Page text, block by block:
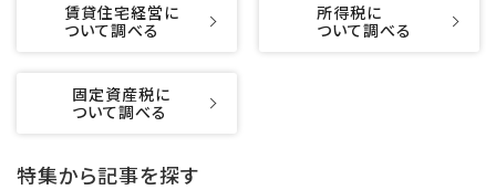
賃貸住宅経営に
ついて調べる
所得税に
ついて調べる
固定資産税に
ついて調べる
特集から記事を探す